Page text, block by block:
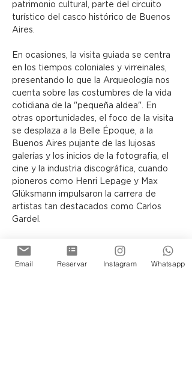
patrimonio cultural, parte del circuito
turístico del casco histórico de Buenos
Aires.
En ocasiones, la visita guiada se centra
en los tiempos coloniales y virreinales,
presentando lo que la Arqueología nos
cuenta sobre las costumbres de la vida
cotidiana de la "pequeña aldea". En
otras oportunidades, el foco de la visita
se desplaza a la Belle Époque, a la
Buenos Aires pujante de las lujosas
galerías y los inicios de la fotografia, el
cine y la industria discográfica, cuando
pioneros como Henri Lepage y Max
Glüksmann impulsaron la carrera de
artistas tan destacados como Carlos
Gardel.
El visitante siempre se sentirá
transportado en el tiempo y
protagonista de la historia de los
Email Reservar Instagram Whatsapp